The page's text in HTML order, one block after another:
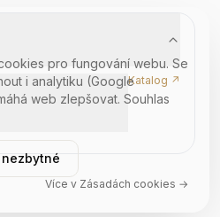
pro fungování webu. Se
i analytiku (Google
web zlepšovat. Souhlas
Více v Zásadách cookies →
Katalog ↗